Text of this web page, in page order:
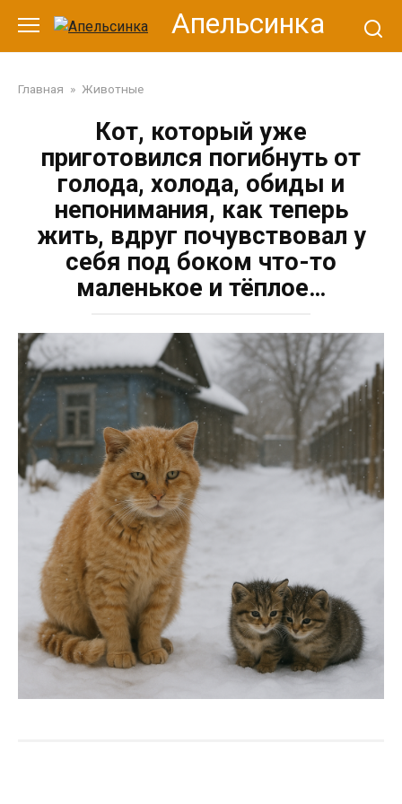
контенту
Апельсинка
Главная » Животные
Кот, который уже
приготовился погибнуть от
голода, холода, обиды и
непонимания, как теперь
жить, вдруг почувствовал у
себя под боком что-то
маленькое и тёплое…